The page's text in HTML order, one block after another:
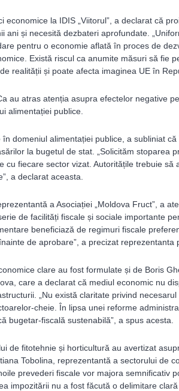
economice la IDIS „Viitorul”, a declarat că
ani și necesită dezbateri aprofundate.
pentru o economie aflată în proces de
Există riscul ca anumite măsuri să fie
realității și poate afecta imaginea UE în
au atras atenția asupra efectelor negative
alimentației publice.
domeniul alimentației publice, a subliniat
la bugetul de stat. „Solicităm stoparea
cu fiecare sector vizat. Autoritățile trebuie
a declarat aceasta.
a Asociației „Moldova Fruct”, a
de facilități fiscale și sociale importante
beneficiază de regimuri fiscale
de aprobare”, a precizat reprezentanta
clare au fost formulate și de Boris
care a declarat că mediul economic nu
„Nu există claritate privind
cheie. În lipsa unei reforme
bugetar-fiscală sustenabilă”, a spus acesta.
de fitotehnie și horticultură au avertizat
Tobolina, reprezentantă a sectorului de
prevederi fiscale vor majora semnificativ
impozitării nu a fost făcută o delimitare